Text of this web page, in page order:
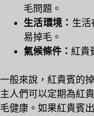
毛問題。
生活環境： 生活
易掉毛。
氣候條件： 紅貴
一般來說，紅貴賓的
主人們可以定期為紅
毛健康。如果紅貴賓